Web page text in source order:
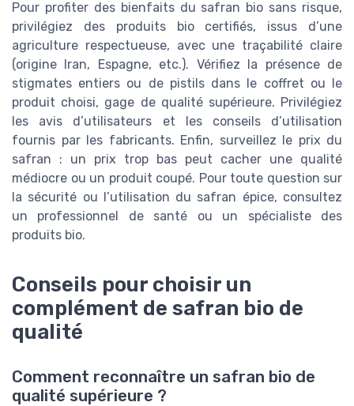
Pour profiter des bienfaits du safran bio sans risque,
privilégiez des produits bio certifiés, issus d’une
agriculture respectueuse, avec une traçabilité claire
(origine Iran, Espagne, etc.). Vérifiez la présence de
stigmates entiers ou de pistils dans le coffret ou le
produit choisi, gage de qualité supérieure. Privilégiez
les avis d’utilisateurs et les conseils d’utilisation
fournis par les fabricants. Enfin, surveillez le prix du
safran : un prix trop bas peut cacher une qualité
médiocre ou un produit coupé. Pour toute question sur
la sécurité ou l’utilisation du safran épice, consultez
un professionnel de santé ou un spécialiste des
produits bio.
Conseils pour choisir un
complément de safran bio de
qualité
Comment reconnaître un safran bio de
qualité supérieure ?